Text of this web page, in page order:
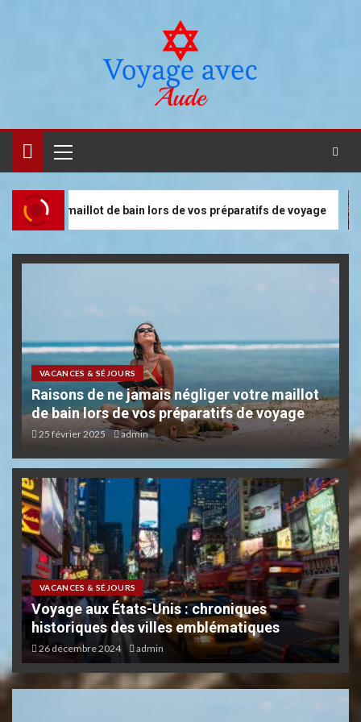
de bain lors de vos préparatifs de voyage Voyage
VACANCES & SÉJOURS
Raisons de ne jamais négliger votre maillot
de bain lors de vos préparatifs de voyage
25 février 2025 admin
VACANCES & SÉJOURS
Voyage aux États-Unis : chroniques
historiques des villes emblématiques
26 décembre 2024 admin